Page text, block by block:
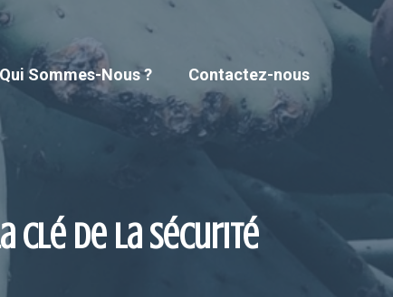
Qui Sommes-Nous ? Contactez-nous
clé de la sécurité